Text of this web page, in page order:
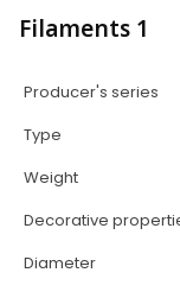
Filaments 1
Producer's series
Type
Weight
Decorative
Diameter